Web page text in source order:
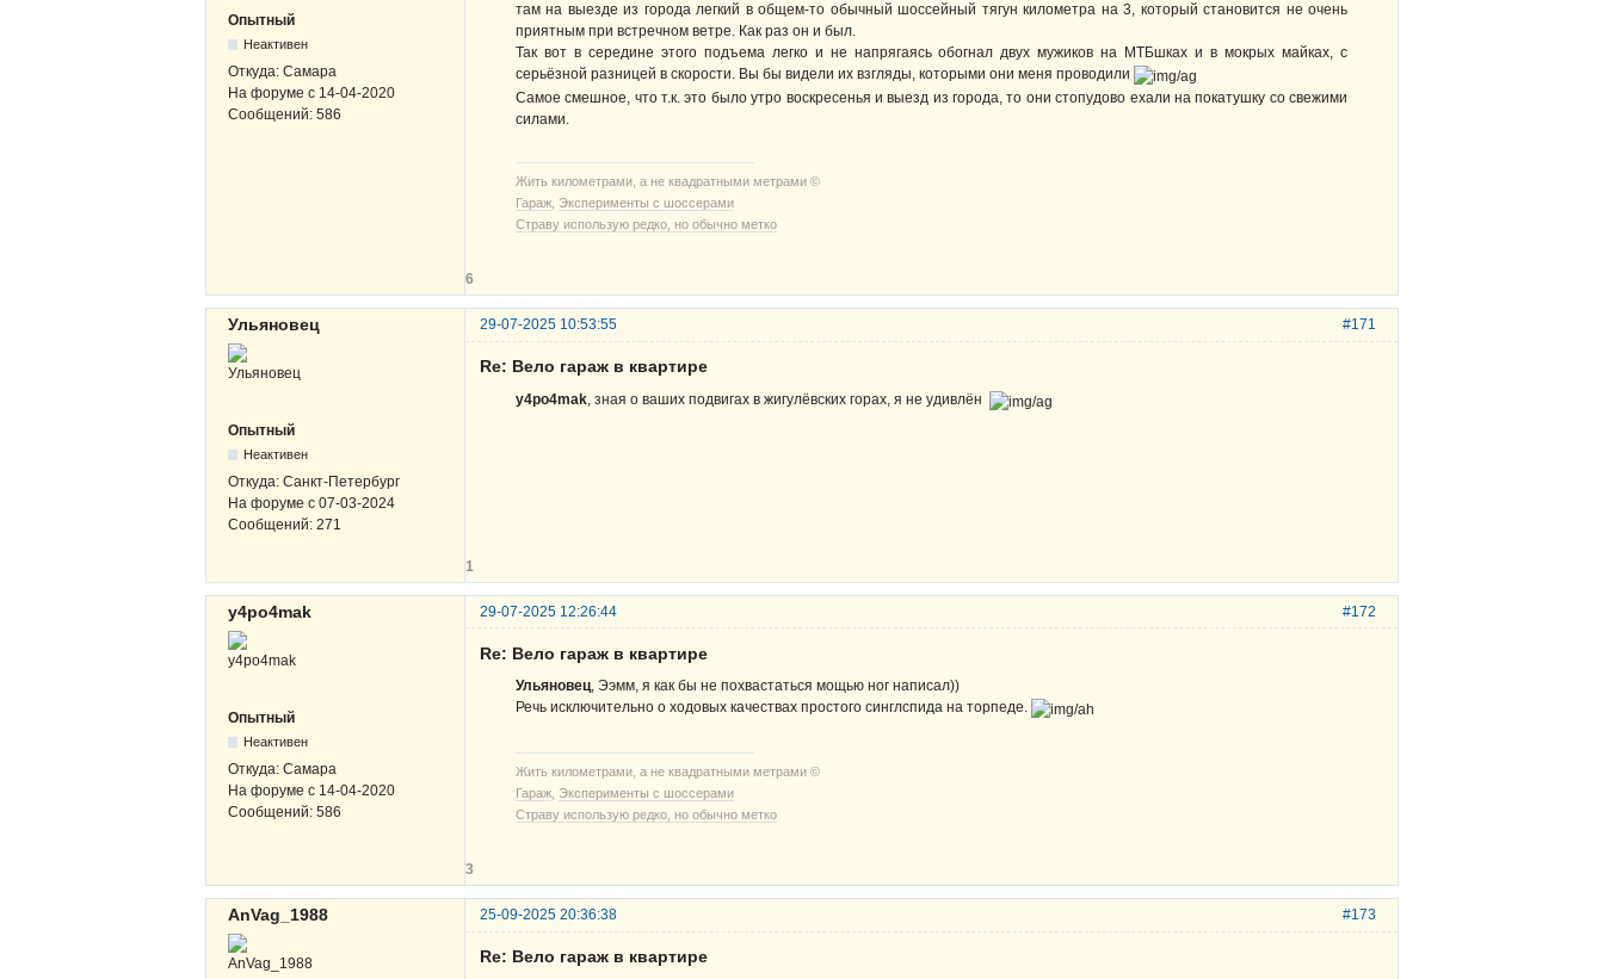
Опытный
Неактивен
Откуда: Самара
На форуме с 14-04-2020
Сообщений: 586
там на выезде из города легкий в общем-то обычный шоссейный тягун километра на 3, который становится не очень
приятным при встречном ветре. Как раз он и был.
Так вот в середине этого подъема легко и не напрягаясь обогнал двух мужиков на МТБшках и в мокрых майках, с
серьёзной разницей в скорости. Вы бы видели их взгляды, которыми они меня проводили
Самое смешное, что т.к. это было утро воскресенья и выезд из города, то они стопудово ехали на покатушку со свежими
силами.
Жить километрами, а не квадратными метрами ©
Гараж Эксперименты с шоссерами
Страву использую редко, но обычно метко
6
#171
Ульяновец 29-07-2025 10:53:55
Опытный
Неактивен
Откуда: Санкт-Петербург
На форуме с 07-03-2024
Сообщений: 271
Re: Вело гараж в квартире
y4po4mak , зная о ваших подвигах в жигулёвских горах, я не удивлён
1
#172
y4po4mak 29-07-2025 12:26:44
Опытный
Неактивен
Откуда: Самара
На форуме с 14-04-2020
Сообщений: 586
Re: Вело гараж в квартире
Ульяновец, Ээмм, я как бы не похвастаться мощью ног написал))
Речь исключительно о ходовых качествах простого синглспида на торпеде.
Жить километрами, а не квадратными метрами ©
Гараж Эксперименты с шоссерами
Страву использую редко, но обычно метко
3
#173
AnVag_1988 25-09-2025 20:36:38
Re: Вело гараж в квартире